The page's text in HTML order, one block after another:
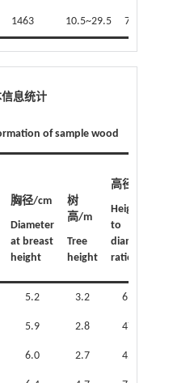
1463 10.5~29.5 7.5~20.9
息统计
of sample wood
胸径/cm
Diameter
at breast
height
树
高/m
Tree
height
高径比
Height
to
diameter
ratio
5.2 3.2 61.5
5.9 2.8 47.5
6.0 2.7 45.0